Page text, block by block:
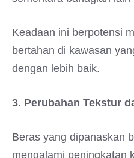
Keadaan ini berpotensi
bertahan di kawasan
dengan lebih baik.
3. Perubahan Tekstur
Beras yang dipanaskan
mengalami peningkatan